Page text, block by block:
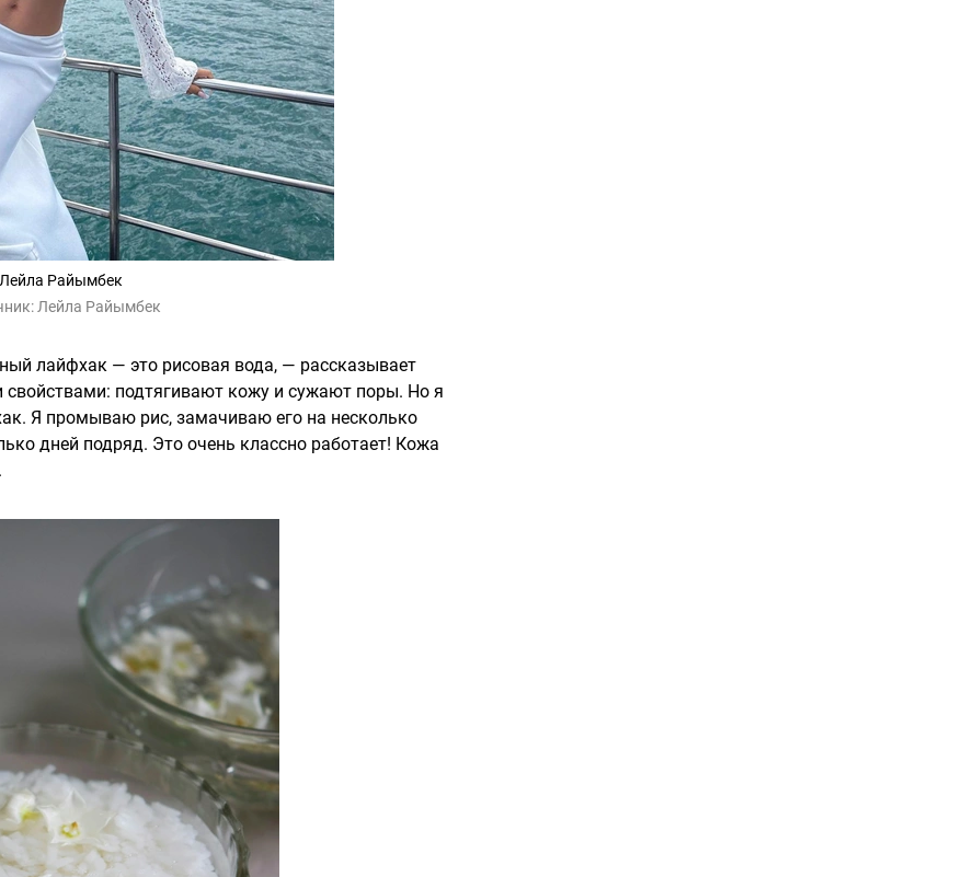
Лейла Райымбек
Лейла Райымбек
лайфхак — это рисовая вода, — рассказывает
подтягивают кожу и сужают поры. Но я
Я промываю рис, замачиваю его на несколько
дней подряд. Это очень классно работает! Кожа